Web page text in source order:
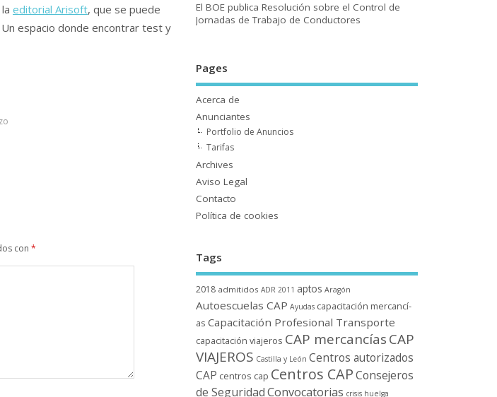
editorial Arisoft, que se puede
Un espacio donde encontrar test y
con *
El BOE publica Resolución sobre el Control de
Jornadas de Trabajo de Conductores
Pages
Acerca de
Anunciantes
Portfolio de Anuncios
Tarifas
Archives
Aviso Legal
Contacto
Polí­tica de cookies
Tags
2018 admitidos ADR 2011 aptos Aragón
Autoescuelas CAP Ayudas capacitación mercancí­
as Capacitación Profesional Transporte
capacitación viajeros CAP mercancí­asCAP
VIAJEROS Castilla y León Centros autorizados
CAP centros cap Centros CAP Consejeros
de Seguridad Convocatorias crisis huelga